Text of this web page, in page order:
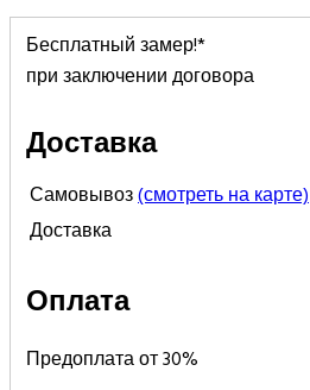
Бесплатный замер!*
при заключении договора
Доставка
Самовывоз(смотреть на карте)
Доставка
Оплата
Предоплата от 30%